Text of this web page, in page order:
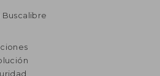
Buscalibre